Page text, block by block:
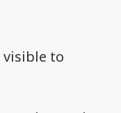
visible to